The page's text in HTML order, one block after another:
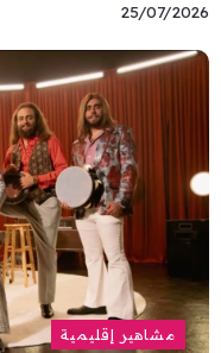
25/07/2026
مشاهير إقليمية